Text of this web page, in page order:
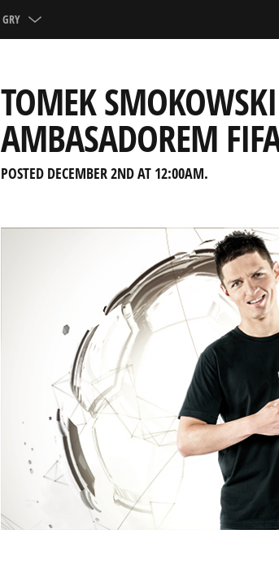
GRY
TOMEK
AMBASADOREM
POSTED DECEMBER 2ND AT 12:00AM.